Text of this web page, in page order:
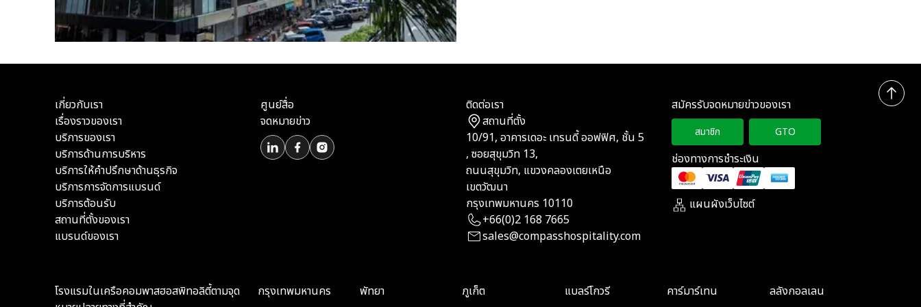
เกี่ยวกับเรา
เรื่องราวของเรา
บริการของเรา
บริการด้านการบริหาร
บริการให้คำปรึกษาด้านธุรกิจ
บริการการจัดการแบรนด์
บริการต้อนรับ
สถานที่ตั้งของเรา
แบรนด์ของเรา
ศูนย์สื่อ
จดหมายข่าว
ติดต่อเรา
สถานที่ตั้ง
10/91, อาคารเดอะ เทรนดี้ ออฟฟิศ, ชั้น 5
, ซอยสุขุมวิท 13,
ถนนสุขุมวิท, แขวงคลองเตยเหนือ
เขตวัฒนา
กรุงเทพมหานคร 10110
+66(0)2 168 7665
sales@compasshospitality.com
สมัครรับจดหมายข่าวของเรา
สมาชิก GTO
ช่องทางการชำระเงิน
แผนผังเว็บไซต์
โรงแรมในเครือคอมพาสฮอสพิทอลิตี้ตามจุด
กรุงเทพมหานคร พัทยา ภูเก็ต แบลร์โกวรี คาร์มาร์เทน
ลลังกอลเลน